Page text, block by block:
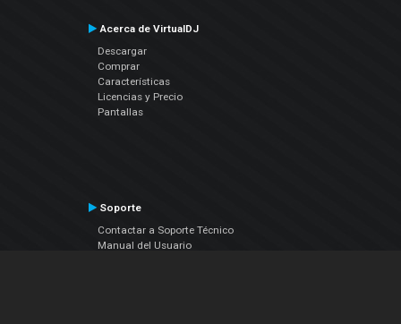
Acerca de VirtualDJ
Descargar
Comprar
Características
Licencias y Precio
Pantallas
Soporte
Contactar a Soporte Técnico
Manual del Usuario